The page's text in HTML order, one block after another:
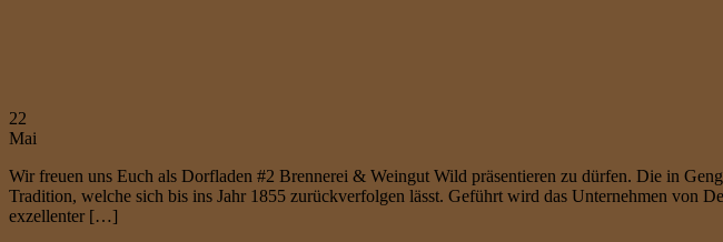
22
Mai
Wir freuen uns Euch als Dorfladen #2 Brennerei & Weingut Wild präsentieren zu dürfen. Die in
Tradition, welche sich bis ins Jahr 1855 zurückverfolgen lässt. Geführt wird das Unternehmen von
exzellenter […]